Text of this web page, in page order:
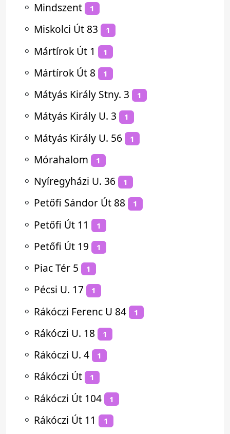
⚬ Mindszent 1
⚬ Miskolci Út 83 1
⚬ Mártírok Út 1 1
⚬ Mártírok Út 8 1
⚬ Mátyás Király Stny. 3 1
⚬ Mátyás Király U. 3 1
⚬ Mátyás Király U. 56 1
⚬ Mórahalom 1
⚬ Nyíregyházi U. 36 1
⚬ Petőfi Sándor Út 88 1
⚬ Petőfi Út 11 1
⚬ Petőfi Út 19 1
⚬ Piac Tér 5 1
⚬ Pécsi U. 17 1
⚬ Rákóczi Ferenc U 84 1
⚬ Rákóczi U. 18 1
⚬ Rákóczi U. 4 1
⚬ Rákóczi Út 1
⚬ Rákóczi Út 104 1
⚬ Rákóczi Út 11 1